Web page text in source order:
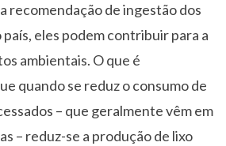
recomendação de ingestão dos
eles podem contribuir para a
ambientais. O que é
quando se reduz o consumo de
– que geralmente vêm em
– reduz-se a produção de lixo